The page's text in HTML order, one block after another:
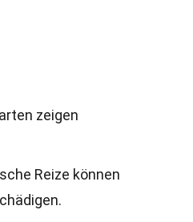
zeigen
Reize können